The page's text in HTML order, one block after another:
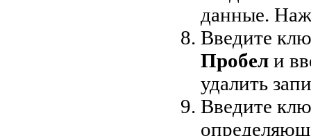
данные.
Введите
Пробел и
удалить
Введите